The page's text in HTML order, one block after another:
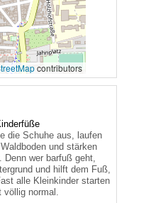
contributors
die Schuhe aus, laufen
und stärken
Denn wer barfuß geht,
und hilft dem Fuß,
alle Kleinkinder starten
völlig normal.